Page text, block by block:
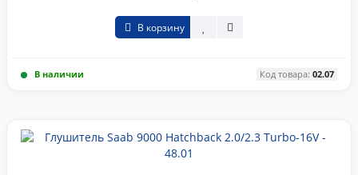
В корзину
В наличии Код товара: 02.07